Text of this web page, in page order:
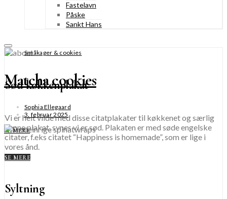
Fastelavn
Påske
Sankt Hans
Sød køkkenplakat
Vi er helt vilde med disse citatplakater til køkkenet og særlig
denne plakat, synes vi er sød. Plakaten er med søde engelske
citater, f.eks citatet “Happiness is homemade”, som er lige i
vores ånd.
SE MERE
Syltning
Småkager & cookies
Matcha cookies
Sophia Ellegaard
3. februar 2025
SE MERE